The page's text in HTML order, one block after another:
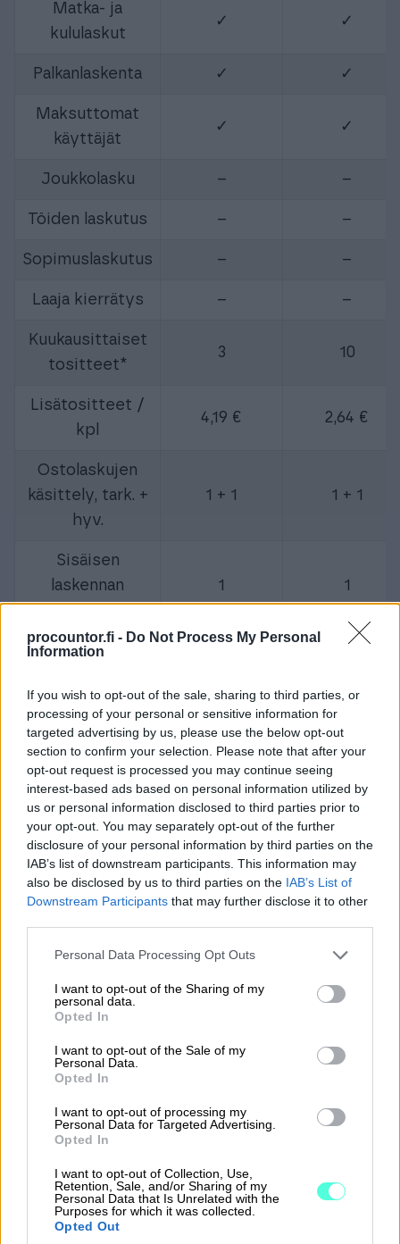
procountor.fi - Do Not Process My Personal
Information
If you wish to opt-out of the sale, sharing to third parties, or
processing of your personal or sensitive information for
targeted advertising by us, please use the below opt-out
section to confirm your selection. Please note that after your
opt-out request is processed you may continue seeing
interest-based ads based on personal information utilized by
us or personal information disclosed to third parties prior to
your opt-out. You may separately opt-out of the further
disclosure of your personal information by third parties on the
IAB’s list of downstream participants. This information may
also be disclosed by us to third parties on the IAB’s List of
Downstream Participants that may further disclose it to other
Please note that this website/app uses one or more Google
not limited to your visit or usage behaviour. You may click to
grant or deny consent to Google and its third-party tags to
use your data for below specified purposes in below Google
consent section.
Personal Data Processing Opt Outs
I want to opt-out of the Sharing of my
personal data.
Opted In
I want to opt-out of the Sale of my
Personal Data.
Opted In
I want to opt-out of processing my
Personal Data for Targeted Advertising.
Opted In
I want to opt-out of Collection, Use,
Retention, Sale, and/or Sharing of my
Personal Data that Is Unrelated with the
Purposes for which it was collected.
Opted Out
Matka- ja
kululaskut
✓ ✓
Palkanlaskenta ✓ ✓
Maksuttomat
käyttäjät
✓ ✓
Joukkolasku – –
Töiden laskutus – –
Sopimuslaskutus – –
Laaja kierrätys – –
Kuukausittaiset
tositteet*
3 10
Lisätositteet /
kpl
4,19 € 2,64 €
Ostolaskujen
käsittely, tark. +
hyv.
1 + 1 1 + 1
Sisäisen
laskennan
1 1
Palkanlaskenta,
Lisäpalkansaajat
/ kpl **
– 6,99 €
Palkkalaskelmat /
kpl ***
6,99€ –
Laskun lähetys
ja vastaanotto
alkaen / kpl
0,67 € 0,67 €
lähetys
(verkkopankkiin)
/ kpl
Sisältyvä
käyttäjämäärä
Rajoittamaton
Avausmaksut
alkaen
169,90 € 0 € 169,90 €
Tilaa Tilaa
Kaikkiin hintoihin lisätään ALV 25,5 %.